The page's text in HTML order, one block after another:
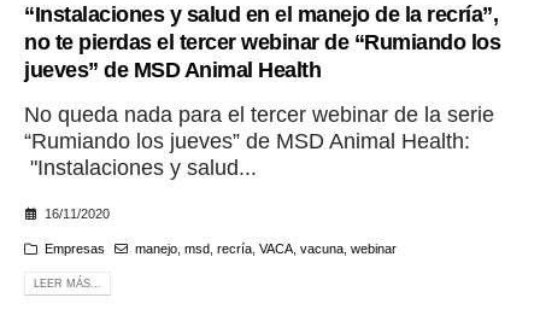
“Instalaciones y salud en el manejo de la recría”,
no te pierdas el tercer webinar de “Rumiando los
jueves” de MSD Animal Health
No queda nada para el tercer webinar de la serie
“Rumiando los jueves” de MSD Animal Health:
"Instalaciones y salud...
16/11/2020
Empresas manejo, msd, recría, VACA, vacuna, webinar
LEER MÁS...